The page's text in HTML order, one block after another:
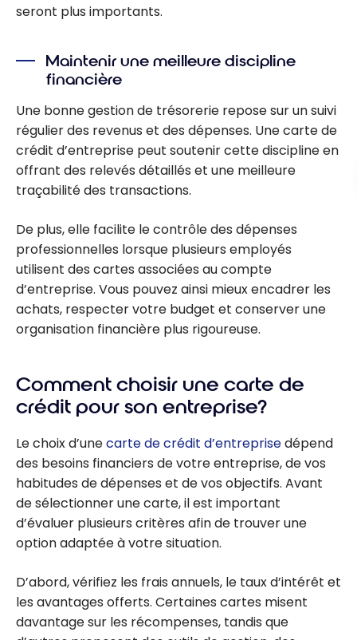
seront plus importants.
Maintenir une meilleure discipline
financière
Une bonne gestion de trésorerie repose sur un suivi
régulier des revenus et des dépenses. Une carte de
crédit d’entreprise peut soutenir cette discipline en
offrant des relevés détaillés et une meilleure
traçabilité des transactions.
De plus, elle facilite le contrôle des dépenses
professionnelles lorsque plusieurs employés
utilisent des cartes associées au compte
d’entreprise. Vous pouvez ainsi mieux encadrer les
achats, respecter votre budget et conserver une
organisation financière plus rigoureuse.
Comment choisir une carte de
crédit pour son entreprise?
Le choix d’unecarte de crédit d’entreprisedépend
des besoins financiers de votre entreprise, de vos
habitudes de dépenses et de vos objectifs. Avant
de sélectionner une carte, il est important
d’évaluer plusieurs critères afin de trouver une
option adaptée à votre situation.
D’abord, vérifiez les frais annuels, le taux d’intérêt et
les avantages offerts. Certaines cartes misent
davantage sur les récompenses, tandis que